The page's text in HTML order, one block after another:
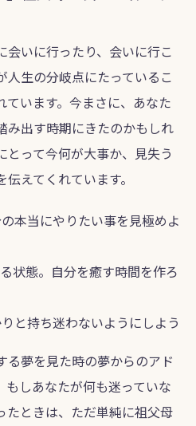
会いに行ったり、会いに行こ
人生の分岐点にたっているこ
ています。今まさに、あなた
み出す時期にきたのかもしれ
とって今何が大事か、見失う
えてくれています。
本当にやりたい事を見極めよ
状態。自分を癒す時間を作ろ
と持ち迷わないようにしよう
る夢を見た時の夢からのアド
もしあなたが何も迷っていな
たときは、ただ単純に祖父母